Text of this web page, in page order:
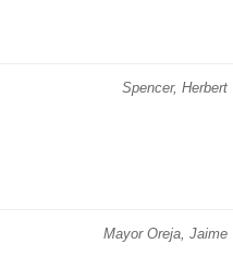
Spencer, Herbert
Mayor Oreja, Jaime